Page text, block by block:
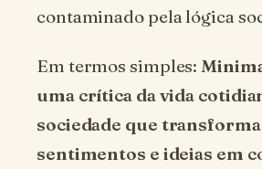
contaminado pela lógica
Em termos simples:
uma crítica da vida
sociedade que transforma
sentimentos e ideias em